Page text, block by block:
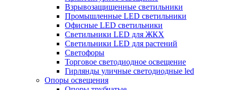
Взрывозащищенные светильники
Промышленные LED светильники
Офисные LED светильники
Cветильники LED для ЖКХ
Светильники LED для растений
Светофоры
Торговое светодиодное освещение
Гирлянды уличные светодиодные led
Опоры освещения